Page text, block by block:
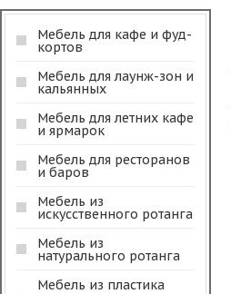
Мебель для кафе и фуд-
кортов
Мебель для лаунж-зон и
кальянных
Мебель для летних кафе
и ярмарок
Мебель для ресторанов
и баров
Мебель из
искусственного ротанга
Мебель из
натурального ротанга
Мебель из пластика